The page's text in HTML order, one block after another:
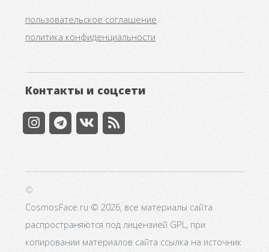
пользовательское соглашение
политика конфиденциальности
Контакты и соцсети
©
CosmosFace.ru © 2026, все материалы сайта
распространяются под лицензией GPL, при
копировании материалов сайта ссылка на источник